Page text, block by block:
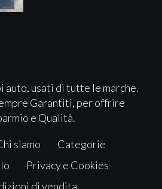
auto, usati di tutte le marche.
Garantiti, per offrire
e Qualità.
siamo
Categorie
Privacy e Cookies
di vendita